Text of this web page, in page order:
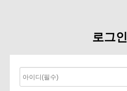
로그인